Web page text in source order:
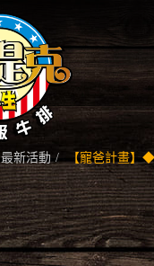
最新活動 【寵爸計畫】